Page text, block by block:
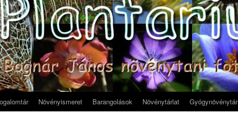
Növényismeret Barangolások Növénytárlat Gyógynövénytár